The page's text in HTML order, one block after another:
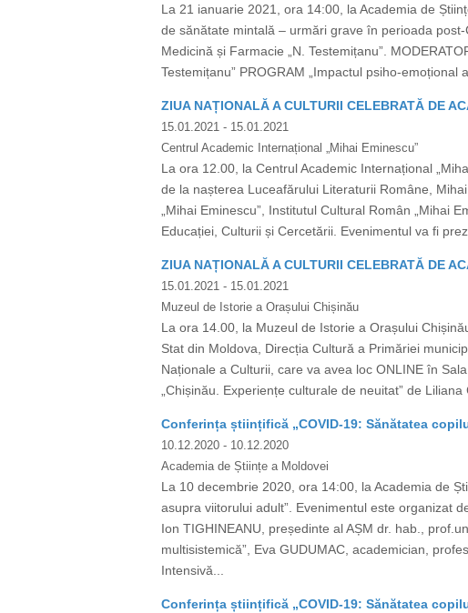
La 21 ianuarie 2021, ora 14:00, la Academia de
de sănătate mintală – urmări grave în perioada
Medicină și Farmacie „N. Testemițanu”.
Testemițanu” PROGRAM „Impactul psiho-
ZIUA NAȚIONALĂ A CULTURII CELEBRATĂ DE
15.01.2021 - 15.01.2021
Centrul Academic Internațional „Mihai Eminescu”
La ora 12.00, la Centrul Academic Internațional
de la nașterea Luceafărului Literaturii Române,
„Mihai Eminescu”, Institutul Cultural Român „Mihai
Educației, Culturii și Cercetării. Evenimentul va fi
ZIUA NAȚIONALĂ A CULTURII CELEBRATĂ DE
15.01.2021 - 15.01.2021
Muzeul de Istorie a Orașului Chișinău
La ora 14.00, la Muzeul de Istorie a Orașului
Stat din Moldova, Direcția Cultură a Primăriei
Naționale a Culturii, care va avea loc ONLINE în
„Chișinău. Experiențe culturale de neuitat” de
Conferința științifică „COVID-19: Sănătatea
10.12.2020 - 10.12.2020
Academia de Științe a Moldovei
La 10 decembrie 2020, ora 14:00, la Academia de
asupra viitorului adult”. Evenimentul este organizat
Ion TIGHINEANU, președinte al AȘM dr. hab.,
multisistemică”, Eva GUDUMAC, academician,
Intensivă...
Conferința științifică „COVID-19: Sănătatea